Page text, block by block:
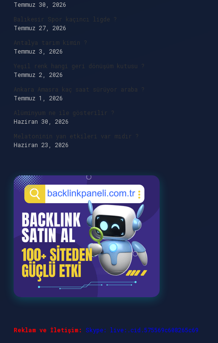
Temmuz 30, 2026
Balıkesir Spor kaçıncı ligde ?
Temmuz 27, 2026
Antalya tarım kimin ?
Temmuz 3, 2026
Yeşil renk hangi geri dönüşüm kutusu ?
Temmuz 2, 2026
Ankara Amasra kaç saat sürüyor araba ?
Temmuz 1, 2026
Alüminyum ne ile gösterilir ?
Haziran 30, 2026
Melatoninin yan etkileri var mıdır ?
Haziran 23, 2026
Reklam ve İletişim: Skype: live:.cid.575569c608265c69